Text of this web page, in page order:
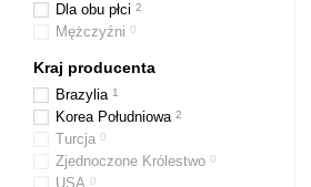
Dla obu płci 2
Mężczyźni 0
Kraj producenta
Brazylia 1
Korea Południowa 2
Turcja 0
Zjednoczone Królestwo 0
USA 0